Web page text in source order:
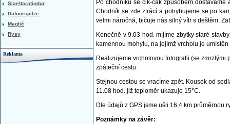
Po chodníku se cik-cak způsobem
Chodník se zde ztrácí a pohybujeme se po
velmi náročná, bičuje nás silný vítr s deštěm.
Konečně v 9.03 hod. míjíme zbytky staré
kamennou mohylu, na jejímž vrcholu je
Realizujeme vrcholovou fotografii (se
zpáteční cestu.
Stejnou cestou se vracíme zpět. Kousek od
11.08 hod. již teploměr ukazuje 15°C.
Dle údajů z GPS jsme ušli 16,4 km průměrnou
Poznámky na závěr:
Slaettaratindur
Dufourspitze
Maglič
Rysy
Reklama